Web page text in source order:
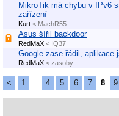
MikroTik má chybu v IPv6
zařízení
Kurt < MachR55
Asus šířil backdoor
RedMaX < IQ37
Google zase řádil, aplikace
RedMaX < zasoby
< 1 4 5 6 7 8 9